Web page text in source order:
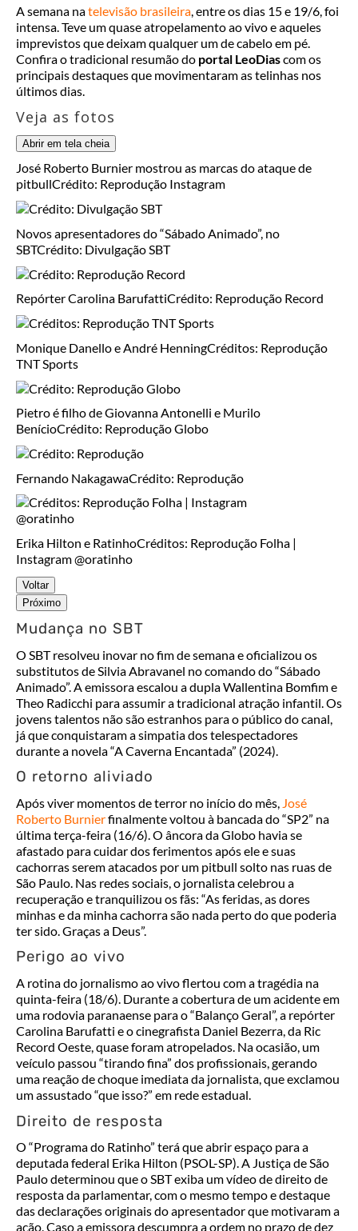
A semana natelevisão brasileira , entre os dias 15 e 19/6, foi
intensa. Teve um quase atropelamento ao vivo e aqueles
imprevistos que deixam qualquer um de cabelo em pé.
Confira o tradicional resumão do portal LeoDiascom os
principais destaques que movimentaram as telinhas nos
últimos dias.
Veja as fotos
Abrir em tela cheia
José Roberto Burnier mostrou as marcas do ataque de
pitbullCrédito: Reprodução Instagram
Novos apresentadores do “Sábado Animado”, no
SBTCrédito: Divulgação SBT
Repórter Carolina BarufattiCrédito: Reprodução Record
Monique Danello e André HenningCréditos: Reprodução
TNT Sports
Pietro é filho de Giovanna Antonelli e Murilo
BenícioCrédito: Reprodução Globo
Fernando NakagawaCrédito: Reprodução
Erika Hilton e RatinhoCréditos: Reprodução Folha |
Instagram @oratinho
Voltar
Próximo
Mudança no SBT
O SBT resolveu inovar no fim de semana e oficializou os
substitutos de Silvia Abravanel no comando do “Sábado
Animado”. A emissora escalou a dupla Wallentina Bomfim e
Theo Radicchi para assumir a tradicional atração infantil. Os
jovens talentos não são estranhos para o público do canal,
já que conquistaram a simpatia dos telespectadores
durante a novela “A Caverna Encantada” (2024).
O retorno aliviado
Após viver momentos de terror no início do mês, José
Roberto Burnierfinalmente voltou à bancada do “SP2” na
última terça-feira (16/6). O âncora da Globo havia se
afastado para cuidar dos ferimentos após ele e suas
cachorras serem atacados por um pitbull solto nas ruas de
São Paulo. Nas redes sociais, o jornalista celebrou a
recuperação e tranquilizou os fãs: “As feridas, as dores
minhas e da minha cachorra são nada perto do que poderia
ter sido. Graças a Deus”.
Perigo ao vivo
A rotina do jornalismo ao vivo flertou com a tragédia na
quinta-feira (18/6). Durante a cobertura de um acidente em
uma rodovia paranaense para o “Balanço Geral”, a repórter
Carolina Barufatti e o cinegrafista Daniel Bezerra, da Ric
Record Oeste, quase foram atropelados. Na ocasião, um
veículo passou “tirando fina” dos profissionais, gerando
uma reação de choque imediata da jornalista, que exclamou
um assustado “que isso?” em rede estadual.
Direito de resposta
O “Programa do Ratinho” terá que abrir espaço para a
deputada federal Erika Hilton (PSOL-SP). A Justiça de São
Paulo determinou que o SBT exiba um vídeo de direito de
resposta da parlamentar, com o mesmo tempo e destaque
das declarações originais do apresentador que motivaram a
ação. Caso a emissora descumpra a ordem no prazo de dez